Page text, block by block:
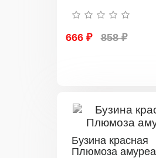
666 ₽ 858 ₽
Бузина красная
Плюмоза амуреа